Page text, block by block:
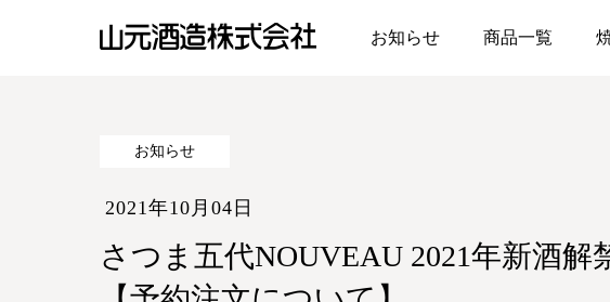
お知らせ 商品一覧
お知らせ
2021年10月04日
さつま五代NOUVEAU 2021年新酒解